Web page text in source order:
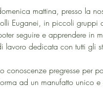
mattina, presso la
Euganei, in piccoli gruppi
seguire e apprendere in
dedicata con tutti gli
pregresse per
ad un manufatto unico